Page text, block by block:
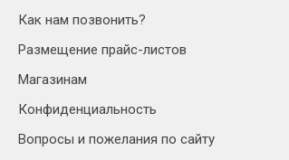
Как нам позвонить?
Размещение прайс-листов
Магазинам
Конфиденциальность
Вопросы и пожелания по сайту